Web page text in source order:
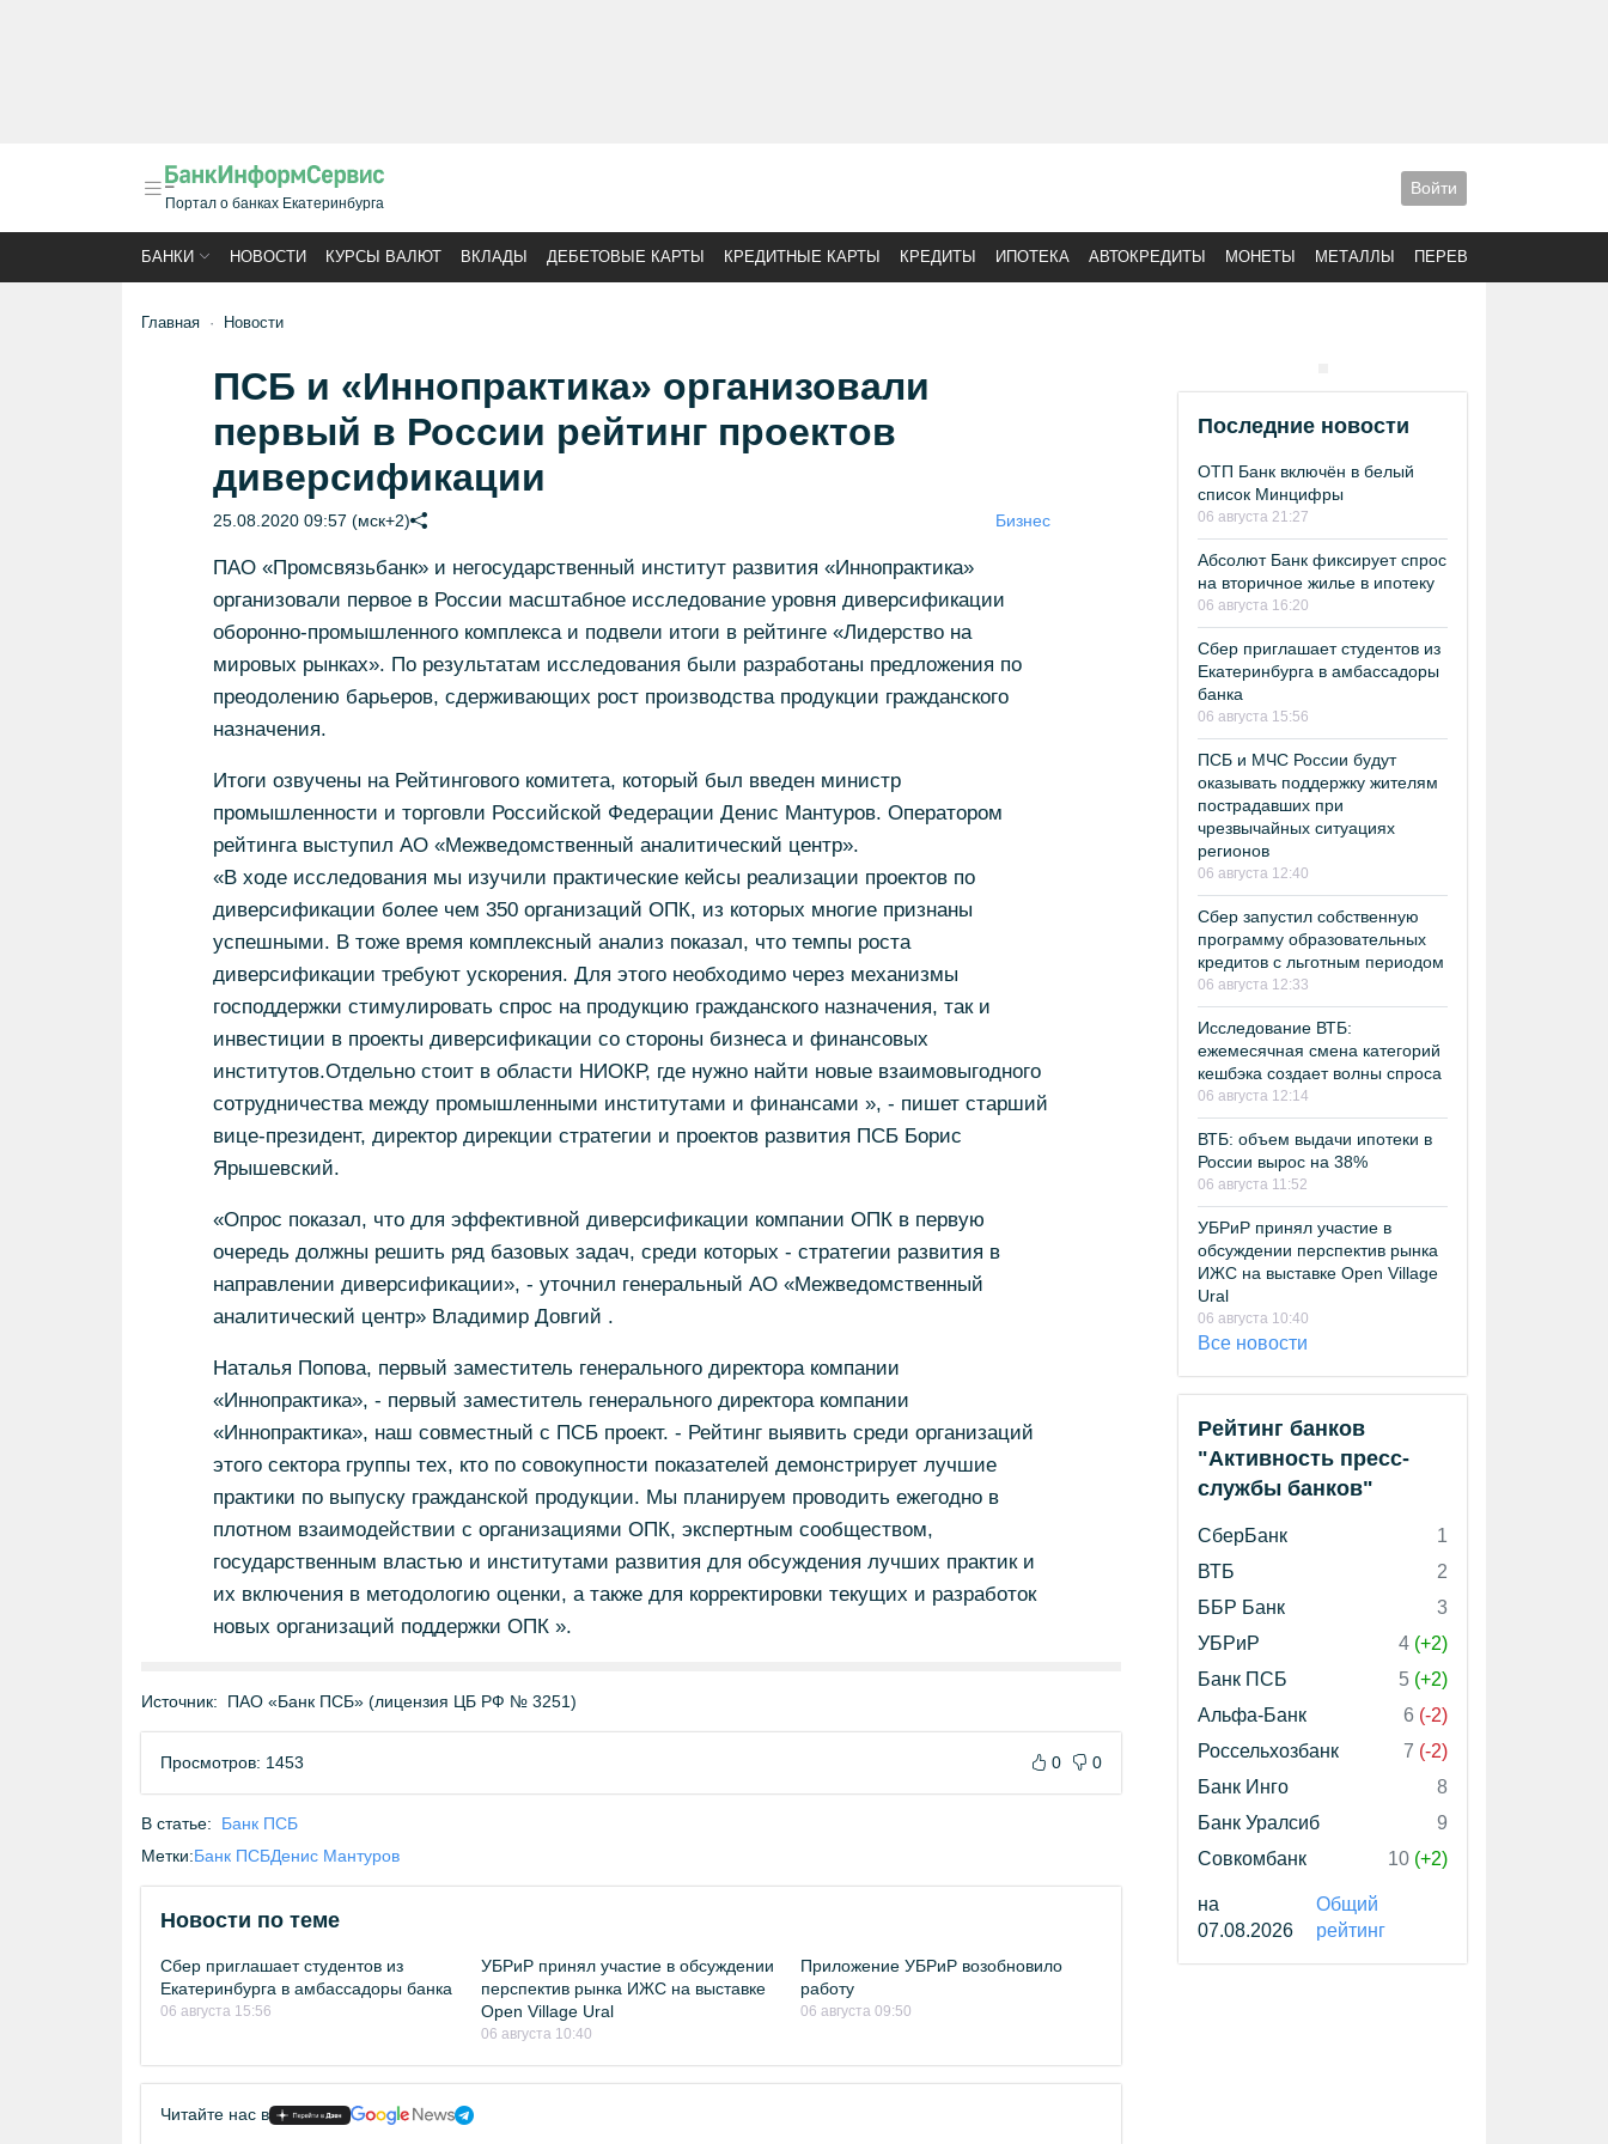
Портал о банках Екатеринбурга
Войти
БАНКИ НОВОСТИ КУРСЫ ВАЛЮТ ВКЛАДЫ ДЕБЕТОВЫЕ КАРТЫ КРЕДИТНЫЕ КАРТЫ КРЕДИТЫ ИПОТЕКА АВТОКРЕДИТЫ МОНЕТЫ МЕТАЛЛЫ ПЕРЕВОДЫ
Главная Новости
ПСБ и «Иннопрактика» организовали
первый в России рейтинг проектов
диверсификации
25.08.2020 09:57 (мск+2) Бизнес
ПАО «Промсвязьбанк» и негосударственный институт развития «Иннопрактика»
организовали первое в России масштабное исследование уровня диверсификации
оборонно-промышленного комплекса и подвели итоги в рейтинге «Лидерство на
мировых рынках». По результатам исследования были разработаны предложения по
преодолению барьеров, сдерживающих рост производства продукции гражданского
назначения.
Итоги озвучены на Рейтингового комитета, который был введен министр
промышленности и торговли Российской Федерации Денис Мантуров. Оператором
рейтинга выступил АО «Межведомственный аналитический центр».
«В ходе исследования мы изучили практические кейсы реализации проектов по
диверсификации более чем 350 организаций ОПК, из которых многие признаны
успешными. В тоже время комплексный анализ показал, что темпы роста
диверсификации требуют ускорения. Для этого необходимо через механизмы
господдержки стимулировать спрос на продукцию гражданского назначения, так и
инвестиции в проекты диверсификации со стороны бизнеса и финансовых
институтов.Отдельно стоит в области НИОКР, где нужно найти новые взаимовыгодного
сотрудничества между промышленными институтами и финансами », - пишет старший
вице-президент, директор дирекции стратегии и проектов развития ПСБ Борис
Ярышевский.
«Опрос показал, что для эффективной диверсификации компании ОПК в первую
очередь должны решить ряд базовых задач, среди которых - стратегии развития в
направлении диверсификации», - уточнил генеральный АО «Межведомственный
аналитический центр» Владимир Довгий .
Наталья Попова, первый заместитель генерального директора компании
«Иннопрактика», - первый заместитель генерального директора компании
«Иннопрактика», наш совместный с ПСБ проект. - Рейтинг выявить среди организаций
этого сектора группы тех, кто по совокупности показателей демонстрирует лучшие
практики по выпуску гражданской продукции. Мы планируем проводить ежегодно в
плотном взаимодействии с организациями ОПК, экспертным сообществом,
государственным властью и институтами развития для обсуждения лучших практик и
их включения в методологию оценки, а также для корректировки текущих и разработок
новых организаций поддержки ОПК ».
Источник: ПАО «Банк ПСБ» (лицензия ЦБ РФ № 3251)
Просмотров: 1453 0 0
В статье:
Банк ПСБ
Метки:Банк ПСБДенис Мантуров
Новости по теме
Сбер приглашает студентов из
Екатеринбурга в амбассадоры банка
06 августа 15:56
УБРиР принял участие в обсуждении
перспектив рынка ИЖС на выставке
Open Village Ural
06 августа 10:40
Приложение УБРиР возобновило
работу
06 августа 09:50
Читайте нас в
Последние новости
ОТП Банк включён в белый
список Минцифры
06 августа 21:27
Абсолют Банк фиксирует спрос
на вторичное жилье в ипотеку
06 августа 16:20
Сбер приглашает студентов из
Екатеринбурга в амбассадоры
банка
06 августа 15:56
ПСБ и МЧС России будут
оказывать поддержку жителям
пострадавших при
чрезвычайных ситуациях
регионов
06 августа 12:40
Сбер запустил собственную
программу образовательных
кредитов с льготным периодом
06 августа 12:33
Исследование ВТБ:
ежемесячная смена категорий
кешбэка создает волны спроса
06 августа 12:14
ВТБ: объем выдачи ипотеки в
России вырос на 38%
06 августа 11:52
УБРиР принял участие в
обсуждении перспектив рынка
ИЖС на выставке Open Village
Ural
06 августа 10:40
Все новости
Рейтинг банков
"Активность пресс-
службы банков"
СберБанк
1
ВТБ
2
ББР Банк
3
УБРиР
4 (+2)
Банк ПСБ
5 (+2)
Альфа-Банк
6 (-2)
Россельхозбанк
7 (-2)
Банк Инго
8
Банк Уралсиб
9
Совкомбанк
10 (+2)
на
07.08.2026
Общий
рейтинг